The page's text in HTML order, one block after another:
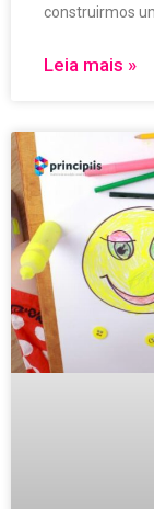
construirmos
Leia mais »